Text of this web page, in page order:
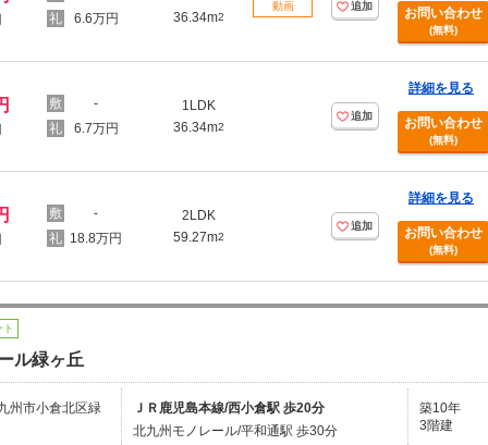
6.6万円
36.34m2
動画 追加 お問い合わせ
(無料)
-
6.7万円
1LDK
36.34m2
追加
詳細を見る
お問い合わせ
(無料)
-
18.8万円
2LDK
59.27m2
追加
詳細を見る
お問い合わせ
(無料)
ル緑ヶ丘
州市小倉北区緑
ＪＲ鹿児島本線/西小倉駅 歩20分
北九州モノレール/平和通駅 歩30分
築10年
3階建